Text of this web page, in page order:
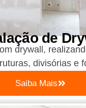
de
drywall,
divisórias e
Saiba Mais